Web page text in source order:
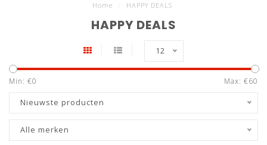
Home HAPPY DEALS
HAPPY DEALS
12
Min: €0 Max: €60
Nieuwste producten
Alle merken